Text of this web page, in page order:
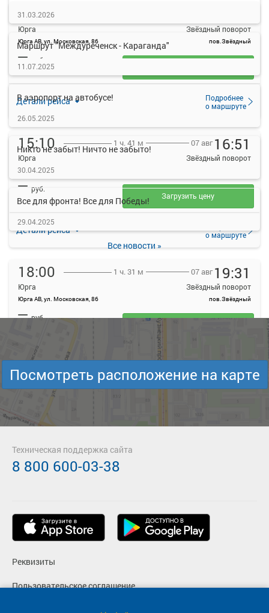
14:10
Юрга
Юрга АВ, ул. Московская, 86
Звёздный поворот
пов.Звёздный
Детали рейса
Подробнее
о маршруте
— руб.
15:10
Юрга
Юрга АВ, ул. Московская, 86
1 ч. 41 м 07 авг 16:51
Звёздный поворот
Детали рейса
о маршруте
— руб.
Загрузить цену
18:00
Юрга
Юрга АВ, ул. Московская, 86
1 ч. 31 м 07 авг 19:31
Звёздный поворот
пов.Звёздный
Детали рейса
о маршруте
— руб.
31.03.2026
Маршрут "Междуреченск - Караганда"
11.07.2025
В аэропорт на автобусе!
26.05.2025
Никто не забыт! Ничто не забыто!
30.04.2025
Все для фронта! Все для Победы!
29.04.2025
Все новости »
Посмотреть расположение на карте
Реквизиты
Пользовательское соглашение
Политика конфиденциальности
Техническая поддержка сайта
8 800 600-03-38